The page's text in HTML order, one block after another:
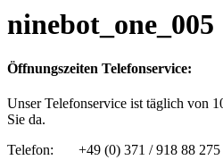
ninebot_one_005
Öffnungszeiten Telefonservice:
Unser Telefonservice ist täglich von
Sie da.
Telefon: +49 (0) 371 / 918 88 275